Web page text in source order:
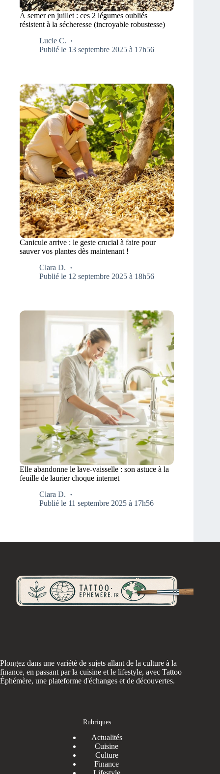
À semer en juillet : ces 2 légumes oubliés
résistent à la sécheresse (incroyable robustesse)
Lucie C.
Publié le 13 septembre 2025 à 17h56
Canicule arrive : le geste crucial à faire pour
sauver vos plantes dès maintenant !
Clara D.
Publié le 12 septembre 2025 à 18h56
Elle abandonne le lave-vaisselle : son astuce à la
feuille de laurier choque internet
Clara D.
Publié le 11 septembre 2025 à 17h56
Plongez dans une variété de sujets allant de la culture à la
finance, en passant par la cuisine et le lifestyle, avec Tattoo
Éphémère, une plateforme d'échanges et de découvertes.
Rubriques
Actualités
Cuisine
Culture
Finance